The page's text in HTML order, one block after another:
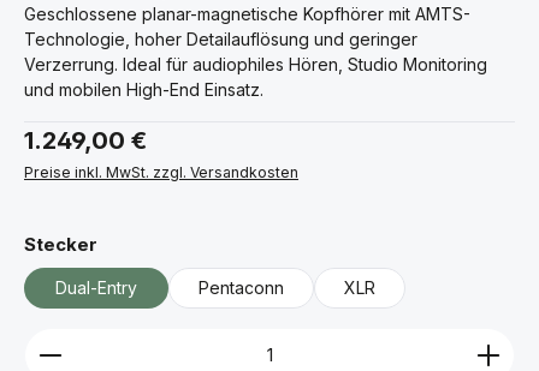
Geschlossene planar-magnetische Kopfhörer mit AMTS-
Technologie, hoher Detailauflösung und geringer
Verzerrung. Ideal für audiophiles Hören, Studio Monitoring
und mobilen High-End Einsatz.
Regulärer Preis:
1.249,00 €
Preise inkl. MwSt. zzgl. Versandkosten
Stecker
Dual-Entry Pentaconn XLR
Produkt Anzahl: Gib den gewünschten Wert ein